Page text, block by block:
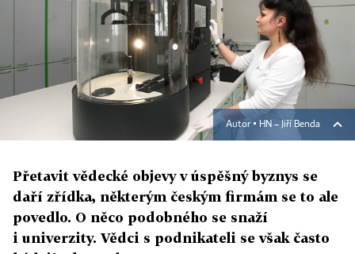
Autor ▪ HN – Jiří Benda
Přetavit vědecké objevy v úspěšný byznys se
daří zřídka, některým českým firmám se to ale
povedlo. O něco podobného se snaží
i univerzity. Vědci s podnikateli se však často